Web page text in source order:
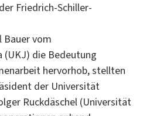
Friedrich-Schiller-
Bauer vom
(UKJ) die Bedeutung
hervorhob, stellten
der Universität
Ruckdäschel (Universität